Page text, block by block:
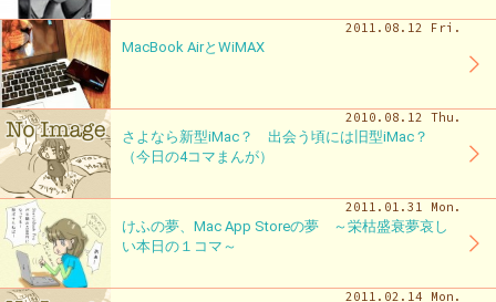
2011.08.12 Fri.
MacBook AirとWiMAX
2010.08.12 Thu.
さよなら新型iMac？ 出会う頃には旧型iMac？
（今日の4コマまんが）
2011.01.31 Mon.
けふの夢、Mac App Storeの夢 ～栄枯盛衰夢哀し
い本日の１コマ～
2011.02.14 Mon.